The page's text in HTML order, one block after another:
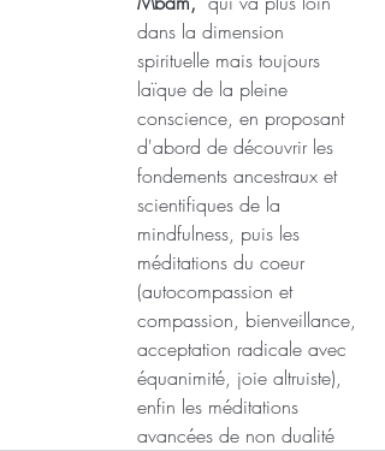
dans la dimension
spirituelle mais toujours
laïque de la pleine
conscience, en proposant
d'abord de découvrir les
fondements ancestraux et
scientifiques de la
mindfulness, puis les
méditations du coeur
(autocompassion et
compassion, bienveillance,
acceptation radicale avec
équanimité, joie altruiste),
enfin les méditations
avancées de non dualité